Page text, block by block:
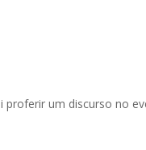
proferir um discurso no